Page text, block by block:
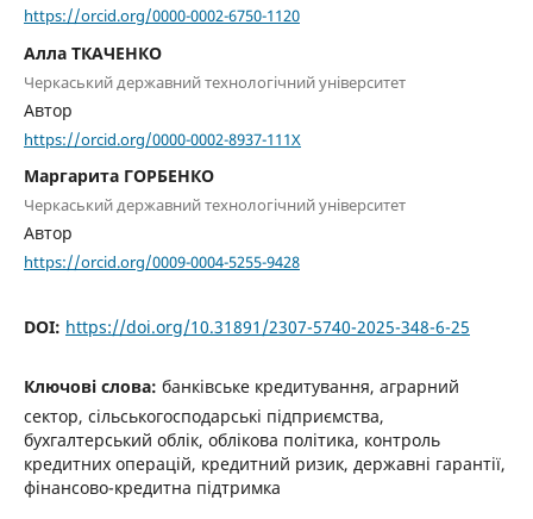
https://orcid.org/0000-0002-6750-1120
Алла ТКАЧЕНКО
Черкаський державний технологічний університет
Автор
https://orcid.org/0000-0002-8937-111X
Маргарита ГОРБЕНКО
Черкаський державний технологічний університет
Автор
https://orcid.org/0009-0004-5255-9428
DOI: https://doi.org/10.31891/2307-5740-2025-348-6-25
Ключові слова: банківське кредитування, аграрний
сектор, сільськогосподарські підприємства,
бухгалтерський облік, облікова політика, контроль
кредитних операцій, кредитний ризик, державні гарантії,
фінансово-кредитна підтримка